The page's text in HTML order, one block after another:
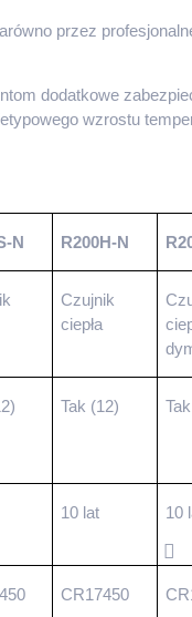
przez
dodatkowe
wzrostu
N R200H-N
Czujnik
ciepła
Tak (12)
10 lat 10
CR17450